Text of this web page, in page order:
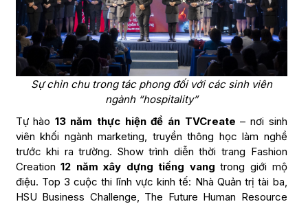
Sự chỉn chu trong tác phong đối với các sinh viên
ngành “hospitality”
Tự hào 13 năm thực hiện đề án TVCreate – nơi sinh
viên khối ngành marketing, truyền thông học làm nghề
trước khi ra trường. Show trình diễn thời trang Fashion
Creation12 năm xây dựng tiếng vang trong giới mộ
điệu. Top 3 cuộc thi lĩnh vực kinh tế: Nhà Quản trị tài ba,
HSU Business Challenge, The Future Human Resource